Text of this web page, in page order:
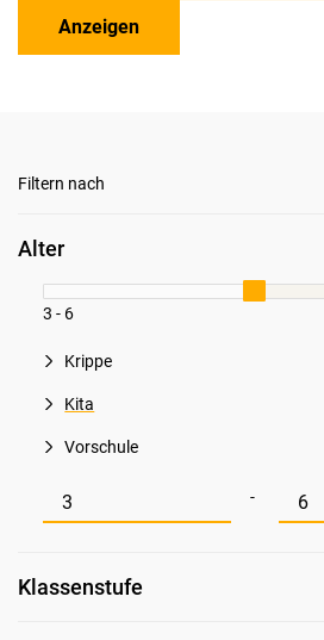
Anzeigen
Filtern nach
Alter
3 - 6
Krippe
Kita
Vorschule
Mindestwert für Alter -
Maximalwert für Alter
Klassenstufe